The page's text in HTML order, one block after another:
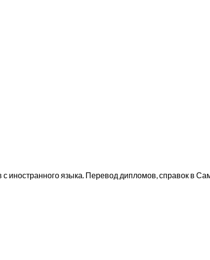
с иностранного языка. Перевод дипломов, справок в